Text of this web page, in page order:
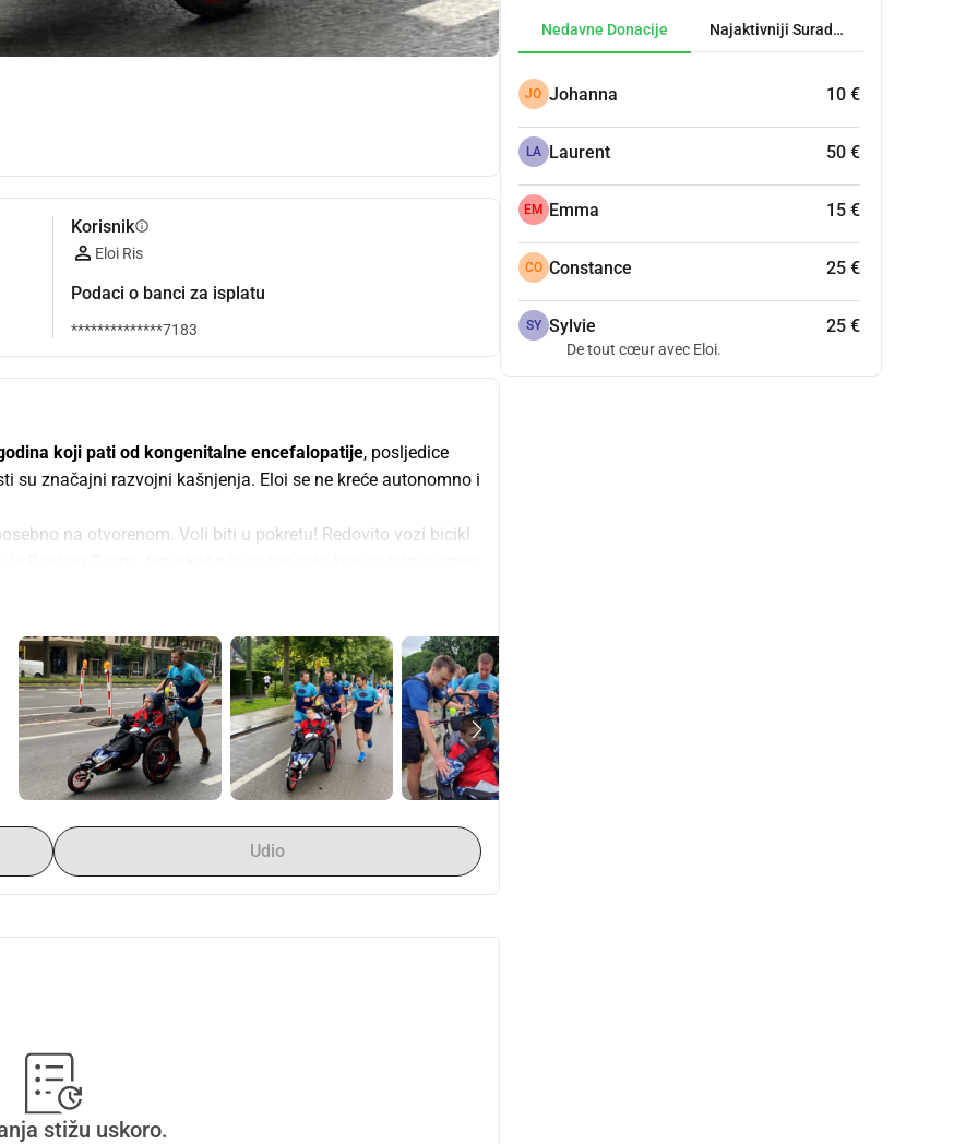
Korisnikinfo
Eloi Ris
Podaci o banci za isplatu
**************7183
koji pati od kongenitalne encefalopatije, posljedice
su značajni razvojni kašnjenja. Eloi se ne kreće autonomno i
na otvorenom. Voli biti u pokretu! Redovito vozi bicikl
tijekom 20 km. Riječ je o stolici tipa Hippocampe
trkače iz Raiding Teama svojom lakoćom upravljanja i
kolicima za odrasle. Omogućava, u paru ili timu,
tako i na stazama i stazama. Također želimo, na ovaj
među njegovim prijateljima.
ali i da razmislimo o novim ambicioznim projektima.
i uspon na Mont Ventoux. I sudjelovanje na 20 km u
Udio
stižu uskoro.
Nedavne Donacije Najaktivniji Suradnici
JO Johanna 10 €
LA Laurent 50 €
EM Emma 15 €
CO Constance 25 €
SY Sylvie 25 €
De tout cœur avec Eloi.